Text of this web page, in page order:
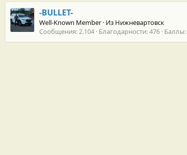
-BULLET-
Well-Known Member · Из Нижневартовск
Сообщения 2.104 Благодарности 476 Баллы